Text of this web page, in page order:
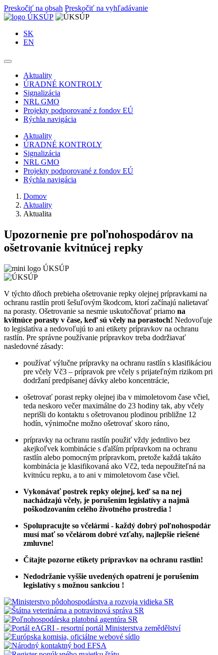
Preskočiť na obsah Preskočiť na vyhľadávanie
SK
EN
Aktuality
ÚRADNÉ KONTROLY
Signalizácia
NRL GMO
Projekty podporované z fondov EÚ
Rýchla navigácia
Aktuality
ÚRADNÉ KONTROLY
Signalizácia
NRL GMO
Projekty podporované z fondov EÚ
Rýchla navigácia
Domov
Aktuality
Aktualita
Upozornenie pre poľnohospodárov na
ošetrovanie kvitnúcej repky
V týchto dňoch prebieha ošetrovanie repky olejnej prípravkami na
ochranu rastlín proti šešuľovým škodcom, ktorí začínajú nalietavať
na porasty. Ošetrovanie sa nesmie uskutočňovať priamo na
kvitnúce porasty v čase, keď sú včely na porastoch! Nedovoľuje
to legislatíva a nedovoľujú to ani etikety prípravkov na ochranu
rastlín. Pre správne používanie prípravkov treba dodržiavať
nasledovné zásady:
používať výlučne prípravky na ochranu rastlín s klasifikáciou
pre včely Vč3 – prípravok pre včely s prijateľným rizikom pri
dodržaní predpísanej dávky alebo koncentrácie,
ošetrovať porast repky olejnej iba v mimoletovom čase včiel,
teda neskoro večer maximálne do 23 hodiny tak, aby včely
neprišli do kontaktu s ošetrovanou plodinou približne 12
hodín, výnimočne možno ošetrovať skoro ráno,
prípravky na ochranu rastlín použiť vždy jedntlivo bez
akejkoľvek kombinácie s ďalším prípravkom na ochranu
rastlín alebo pomocným prípravkom, pretože každá takáto
kombinácia je klasifikovaná ako Vč2, teda nepoužiteľná na
kvitnúcu repku, a to ani v mimoletovom čase včiel.
Vykonávať postrek repky olejnej, keď sa na nej
nachádzajú včely, je porušením legislatívy a najmä
poškodzovaním celého životného prostredia !
Spolupracujte so včelármi - každý dobrý poľnohospodár
musí mať so včelárom dobré vzťahy, najlepšie riešené
zmluvne!
Čítajte pozorne etikety prípravkov na ochranu rastlín!
Nedodržanie vyššie uvedených opatrení je porušením
legislatívy s možnou sankciou !